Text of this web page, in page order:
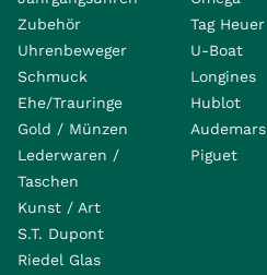
Zubehör
Uhrenbeweger
Schmuck
Ehe/Trauringe
Gold / Münzen
Lederwaren /
Taschen
Kunst / Art
S.T. Dupont
Riedel Glas
Tag Heuer
U-Boat
Longines
Hublot
Audemars
Piguet